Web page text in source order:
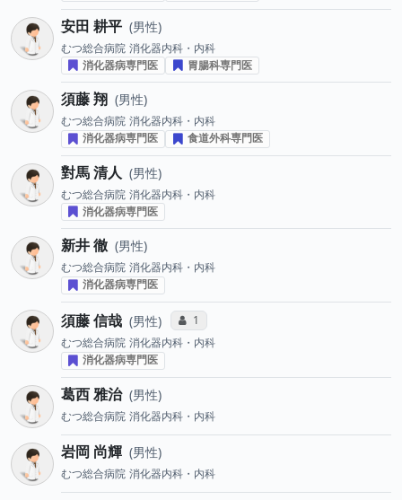
安田 耕平 男性
むつ総合病院 消化器内科・内科
消化器病専門医
胃腸科専門医
須藤 翔 男性
むつ総合病院 消化器内科・内科
消化器病専門医
食道外科専門医
對馬 清人 男性
むつ総合病院 消化器内科・内科
消化器病専門医
新井 徹 男性
むつ総合病院 消化器内科・内科
消化器病専門医
須藤 信哉 男性 コミュニケーション・タイプ投票数
1
むつ総合病院 消化器内科・内科
消化器病専門医
葛西 雅治 男性
むつ総合病院 消化器内科・内科
岩岡 尚輝 男性
むつ総合病院 消化器内科・内科